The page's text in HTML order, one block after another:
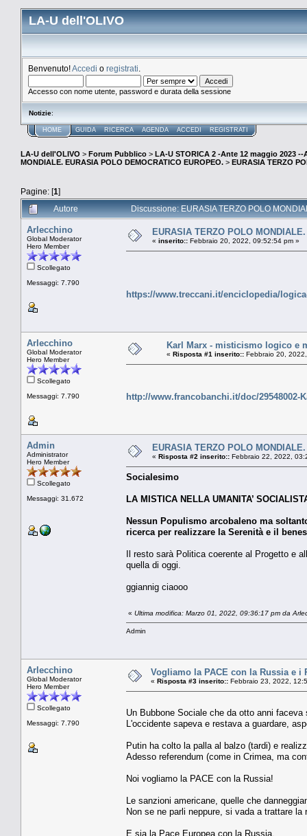
LA-U dell'OLIVO
Benvenuto!Accedi o registrati
Accesso con nome utente, password e durata della sessione
Notizie:
HOME GUIDA RICERCA AGENDA ACCEDI REGISTRATI
LA-U dell'OLIVO > Forum Pubblico > LA-U STORICA 2 -Ante 12 maggio 2023 --
MONDIALE. EURASIA POLO DEMOCRATICO EUROPEO. > EURASIA TERZO
Pagine: [1]
Autore
Discussione: EURASIA TERZO POLO
Arlecchino
Global Moderator
Hero Member
Scollegato
Messaggi: 7.790
EURASIA TERZO POLO
« inserito:: Febbraio 20, 2022, 09:52:54 pm »
https://www.treccani.it/enciclopedia/
Arlecchino
Global Moderator
Hero Member
Scollegato
Messaggi: 7.790
Karl Marx - misticismo logico e
« Risposta #1 inserito:: Febbraio 20,
http://www.francobanchi.it/doc/29548002-
Admin
Administrator
Hero Member
Scollegato
Messaggi: 31.672
EURASIA TERZO POLO
« Risposta #2 inserito:: Febbraio 22, 2022,
Socialesimo
LA MISTICA NELLA UMANITA’
Nessun Populismo arcobaleno ma
ricerca per realizzare la Serenità e il
Il resto sarà Politica coerente al Progetto e
quella di oggi.
ggiannig ciaooo
« Ultima modifica: Marzo 01, 2022, 09:36:17 pm da
Admin
Arlecchino
Global Moderator
Hero Member
Scollegato
Messaggi: 7.790
Vogliamo la PACE con la Russia e i
« Risposta #3 inserito:: Febbraio 23, 2022,
Un Bubbone Sociale che da otto anni
L'occidente sapeva e restava a guardare,
Putin ha colto la palla al balzo (tardi) e
Adesso referendum (come in Crimea, ma
Noi vogliamo la PACE con la Russia!
Le sanzioni americane, quelle che
Non se ne parli neppure, si vada a trattare
E sia la Pace Europea con la Russia.